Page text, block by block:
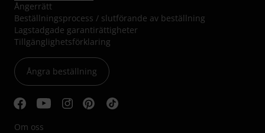
Ångerrätt
Beställningsprocess / slutförande av beställning
Lagstadgade garantirättigheter
Tillgänglighetsförklaring
Ångra beställning
Om oss